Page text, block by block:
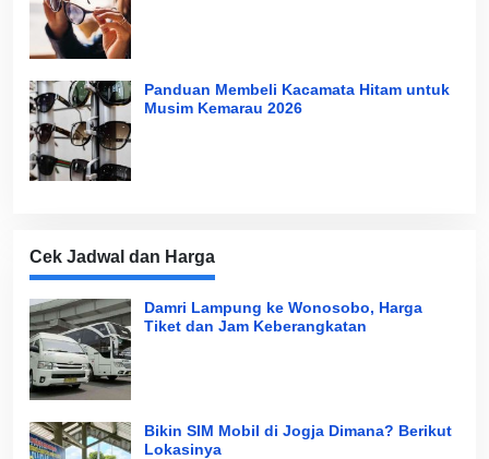
Panduan Membeli Kacamata Hitam untuk
Musim Kemarau 2026
Cek Jadwal dan Harga
Damri Lampung ke Wonosobo, Harga
Tiket dan Jam Keberangkatan
Bikin SIM Mobil di Jogja Dimana? Berikut
Lokasinya